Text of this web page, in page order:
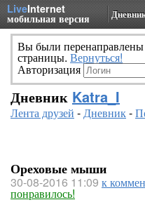
LiveInternet
мобильная версия
Вы были
страницы. Вернуться!
Авторизация
Дневник Katra_I
Лента друзей -Дневник-
Ореховые мыши
30-08-2016 11:09 к
понравилось!